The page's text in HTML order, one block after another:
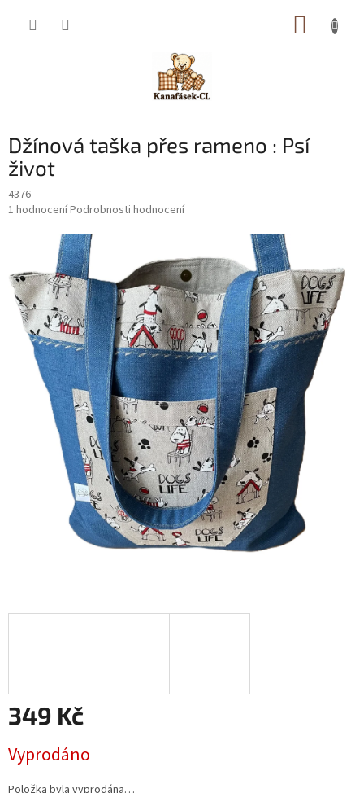
Džínová taška přes rameno : Psí
život
4376
Průměrné
5,0
z
hvězdiček.
1 hodnoceníPodrobnosti hodnocení
349 Kč
cena:
Vyprodáno